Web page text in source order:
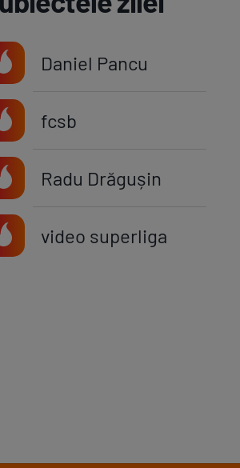
Daniel Pancu
fcsb
Radu Drăgușin
video superliga